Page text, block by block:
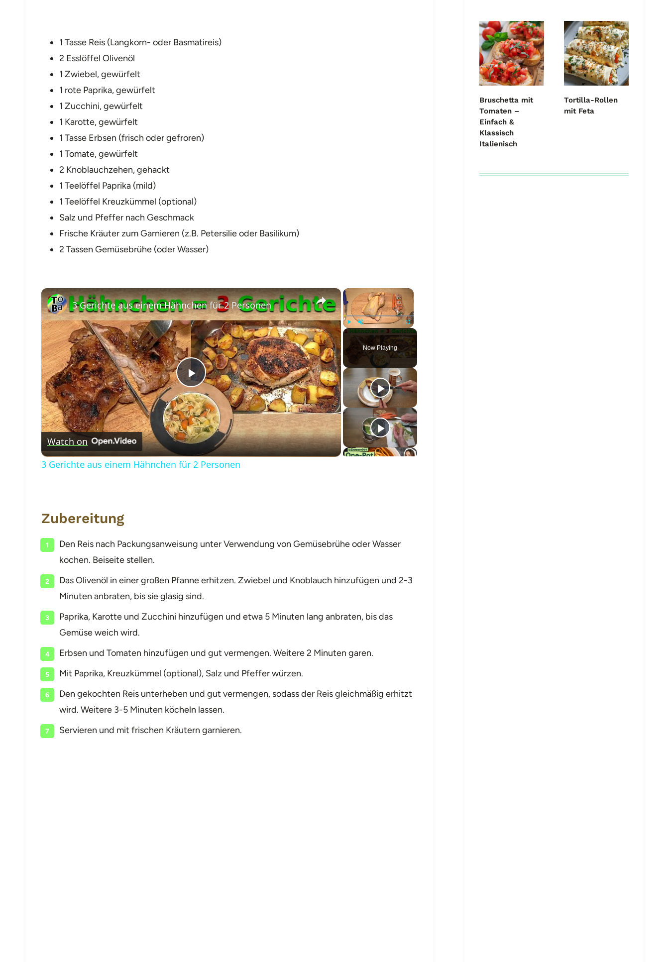
1 Tasse Reis (Langkorn- oder Basmatireis)
2 Esslöffel Olivenöl
1 Zwiebel, gewürfelt
1 rote Paprika, gewürfelt
1 Zucchini, gewürfelt
1 Karotte, gewürfelt
1 Tasse Erbsen (frisch oder gefroren)
1 Tomate, gewürfelt
2 Knoblauchzehen, gehackt
1 Teelöffel Paprika (mild)
1 Teelöffel Kreuzkümmel (optional)
Salz und Pfeffer nach Geschmack
Frische Kräuter zum Garnieren (z.B. Petersilie oder Basilikum)
2 Tassen Gemüsebrühe (oder Wasser)
×
Play Unmute Fullscreen
Now Playing
×
Play
Video
3 Gerichte aus einem Hähnchen für 2 Personen
Watch on
3 Gerichte aus einem Hähnchen für 2 Personen
Zubereitung
Den Reis nach Packungsanweisung unter Verwendung von Gemüsebrühe oder Wasser
kochen. Beiseite stellen.
Das Olivenöl in einer großen Pfanne erhitzen. Zwiebel und Knoblauch hinzufügen und 2-3
Minuten anbraten, bis sie glasig sind.
Paprika, Karotte und Zucchini hinzufügen und etwa 5 Minuten lang anbraten, bis das
Gemüse weich wird.
Erbsen und Tomaten hinzufügen und gut vermengen. Weitere 2 Minuten garen.
Mit Paprika, Kreuzkümmel (optional), Salz und Pfeffer würzen.
Den gekochten Reis unterheben und gut vermengen, sodass der Reis gleichmäßig erhitzt
wird. Weitere 3-5 Minuten köcheln lassen.
Servieren und mit frischen Kräutern garnieren.
Bruschetta mit
Tomaten –
Einfach &
Klassisch
Italienisch
Tortilla-Rollen
mit Feta